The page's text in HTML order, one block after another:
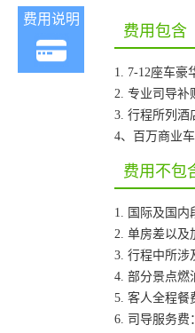
费用说明
费用包含
1. 7-12座车豪
2. 专业司导补
3. 行程所列酒
4、百万商业
费用不包
1. 国际及国内
2. 单房差以及
3. 行程中所涉
4. 部分景点燃
5. 客人全程餐
6. 司导服务费